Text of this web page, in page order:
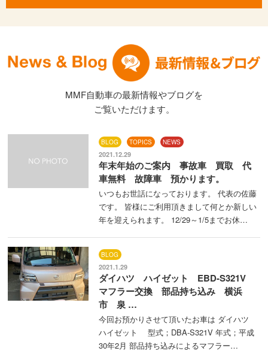
MMF自動車の最新情報やブログを
ご覧いただけます。
BLOG TOPICS NEWS
2021.12.29
年末年始のご案内 事故車 買取 代
車無料 故障車 預かります。
いつもお世話になっております。 代表の佐藤
です。 皆様にご利用頂きまして何とか新しい
年を迎えられます。 12/29～1/5までお休…
BLOG
2021.1.29
ダイハツ ハイゼット EBD-S321V
マフラー交換 部品持ち込み 横浜
市 泉 …
今回お預かりさせて頂いたお車は ダイハツ
ハイゼット 型式；DBA-S321V 年式；平成
30年2月 部品持ち込みによるマフラー…